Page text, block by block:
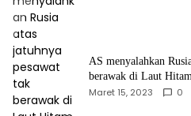
AS menyalahkan
berawak di Laut
Maret 15, 2023 0